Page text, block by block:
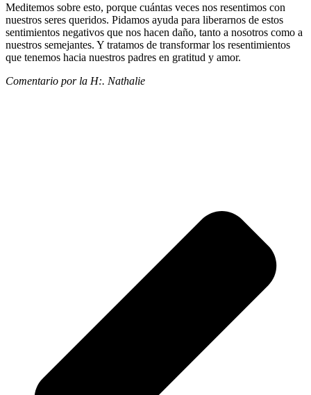
Meditemos sobre esto, porque cuántas veces nos resentimos con
nuestros seres queridos. Pidamos ayuda para liberarnos de estos
sentimientos negativos que nos hacen daño, tanto a nosotros como a
nuestros semejantes. Y tratamos de transformar los resentimientos
que tenemos hacia nuestros padres en gratitud y amor.
Comentario por la H:. Nathalie